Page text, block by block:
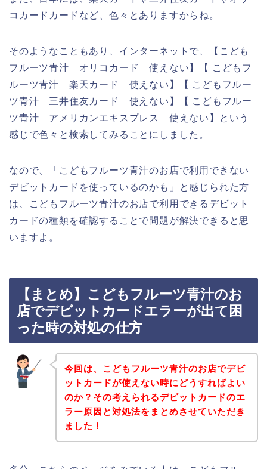
コカードカードなど、色々とありますからね。
そのようなこともあり、インターネットで、【こども
フルーツ青汁 オリコカード 使えない】【 こどもフ
ルーツ青汁 楽天カード 使えない】【 こどもフルー
ツ青汁 三井住友カード 使えない】【 こどもフルー
ツ青汁 アメリカンエキスプレス 使えない】という
感じで色々と検索してみることにしました。
なので、「こどもフルーツ青汁のお店で利用できない
デビットカードを使っているのかも」と感じられた方
は、こどもフルーツ青汁のお店で利用できるデビット
カードの種類を確認することで問題が解決できると思
いますよ。
【まとめ】こどもフルーツ青汁のお
店でデビットカードエラーが出て困
った時の対処の仕方
今回は、こどもフルーツ青汁のお店でデビ
ットカードが使えない時にどうすればよい
のか？その考えられるデビットカードのエ
ラー原因と対処法をまとめさせていただき
ました！